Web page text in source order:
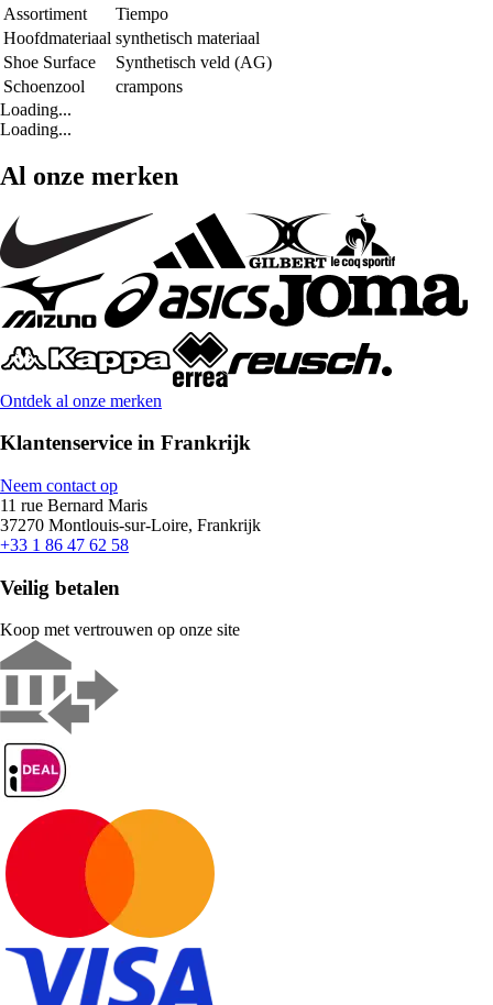
Assortiment
Tiempo
Hoofdmateriaal synthetisch materiaal
Shoe Surface
Synthetisch veld (AG)
Schoenzool
crampons
Loading...
Loading...
Al onze merken
Ontdek al onze merken
Klantenservice in Frankrijk
Neem contact op
11 rue Bernard Maris
37270 Montlouis-sur-Loire, Frankrijk
+33 1 86 47 62 58
Veilig betalen
Koop met vertrouwen op onze site